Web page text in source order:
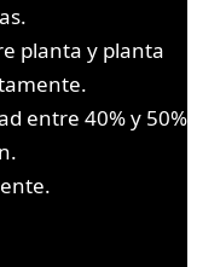
planta y planta
entre 40% y 50%